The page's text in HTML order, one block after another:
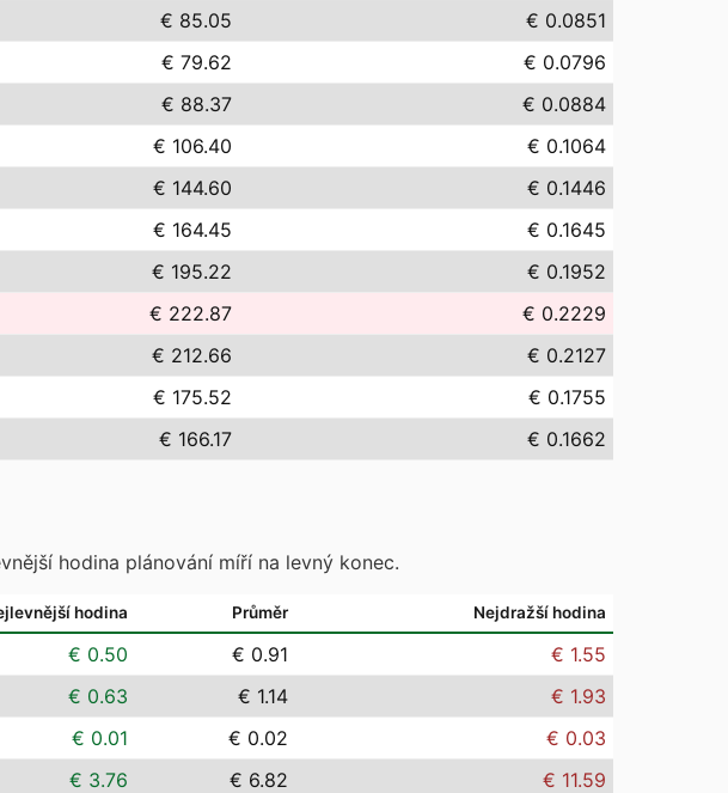
€ 85.05
€ 0.0851
€ 79.62
€ 0.0796
€ 88.37
€ 0.0884
€ 106.40
€ 0.1064
€ 144.60
€ 0.1446
€ 164.45
€ 0.1645
€ 195.22
€ 0.1952
€ 222.87
€ 0.2229
€ 212.66
€ 0.2127
€ 175.52
€ 0.1755
€ 166.17 € 0.1662
hodina plánování míří na levný konec.
hodina Průměr Nejdražší hodina
€ 0.50 € 0.91
€ 1.55
€ 0.63 € 1.14
€ 1.93
€ 0.01 € 0.02
€ 0.03
€ 3.76 € 6.82
€ 11.59